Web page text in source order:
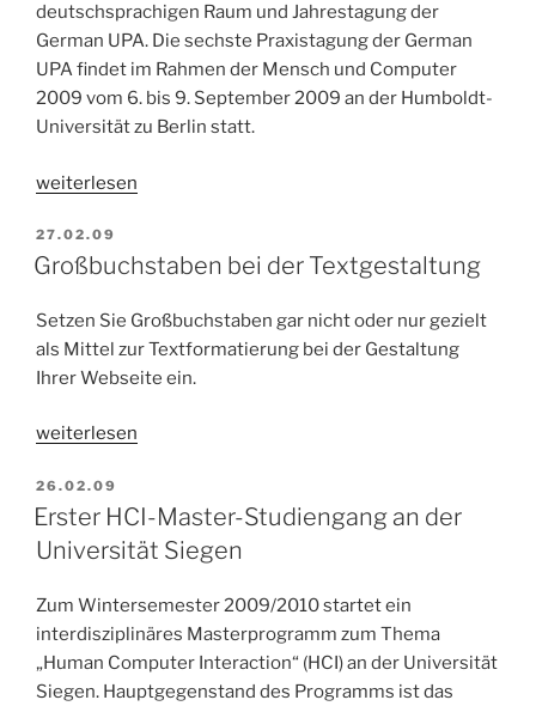
deutschsprachigen Raum und Jahrestagung der
German UPA. Die sechste Praxistagung der German
UPA findet im Rahmen der Mensch und Computer
2009 vom 6. bis 9. September 2009 an der Humboldt-
Universität zu Berlin statt.
„Usability
2009“
weiterlesen
VERÖFFENTLICHT
AM
27.02.09
Großbuchstaben bei der Textgestaltung
Setzen Sie Großbuchstaben gar nicht oder nur gezielt
als Mittel zur Textformatierung bei der Gestaltung
Ihrer Webseite ein.
„Großbuchstaben
der
Textgestaltung“
weiterlesen
VERÖFFENTLICHT
AM
26.02.09
Erster HCI-Master-Studiengang an der
Universität Siegen
Zum Wintersemester 2009/2010 startet ein
interdisziplinäres Masterprogramm zum Thema
„Human Computer Interaction“ (HCI) an der Universität
Siegen. Hauptgegenstand des Programms ist das